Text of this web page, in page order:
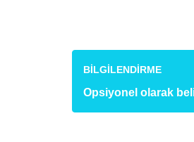
BİLGİLENDİRME
Opsiyonel olarak